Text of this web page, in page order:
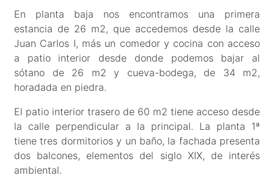
En planta baja nos encontramos una primera
estancia de 26 m2, que accedemos desde la calle
Juan Carlos I, más un comedor y cocina con acceso
a patio interior desde donde podemos bajar al
sótano de 26 m2 y cueva-bodega, de 34 m2,
horadada en piedra.
El patio interior trasero de 60 m2 tiene acceso desde
la calle perpendicular a la principal. La planta 1ª
tiene tres dormitorios y un baño, la fachada presenta
dos balcones, elementos del siglo XIX, de interés
ambiental.